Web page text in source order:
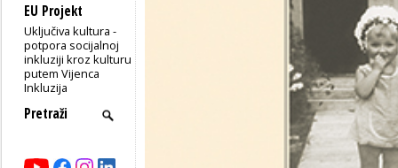
EU Projekt
Uključiva kultura -
potpora socijalnoj
inkluziji kroz kulturu
putem Vijenca
Inkluzija